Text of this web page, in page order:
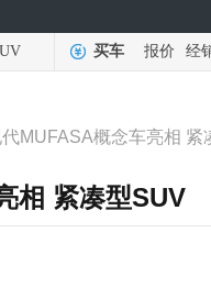
买车 报价 经
MUFASA概念车亮相 紧
相 紧凑型SUV